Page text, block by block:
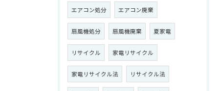
エアコン処分 エアコン廃棄
扇風機処分 扇風機廃棄 夏家電
リサイクル 家電リサイクル
家電リサイクル法 リサイクル法